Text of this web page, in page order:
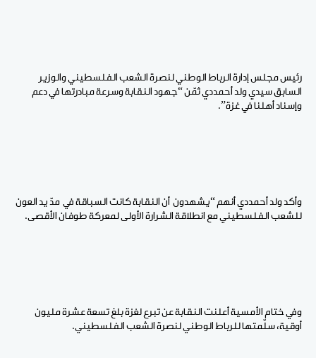
رئيس مجلس إدارة الرباط الوطني لنصرة الشعب الفلسطيني والوزير
السابق سيدي ولد أحمددي ثمّن “جهود النقابة وسرعة مبادرتها في دعم
وإسناد أهلنا في غزة”.
وأكد ولد أحمددي أنهم “يشهدون أن النقابة كانت السباقة في مدّ يد العون
للشعب الفلسطيني مع انطلاقة الشرارة الأولى لمعركة طوفان الأقصى.
وفي ختام الأمسية أعلنت النقابة عن تبرع لغزة بلغ تسعة عشرة مليون
أوقية، سلّمتها للرباط الوطني لنصرة الشعب الفلسطيني.